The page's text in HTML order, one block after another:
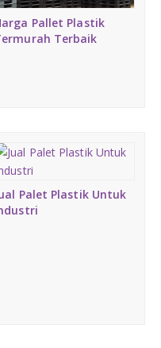
Pallet Plastik
Terbaik
Palet Plastik Untuk